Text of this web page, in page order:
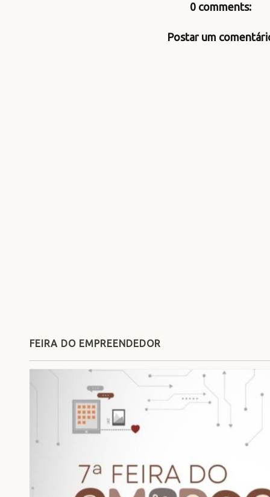
0 comments:
Postar um
FEIRA DO EMPREENDEDOR